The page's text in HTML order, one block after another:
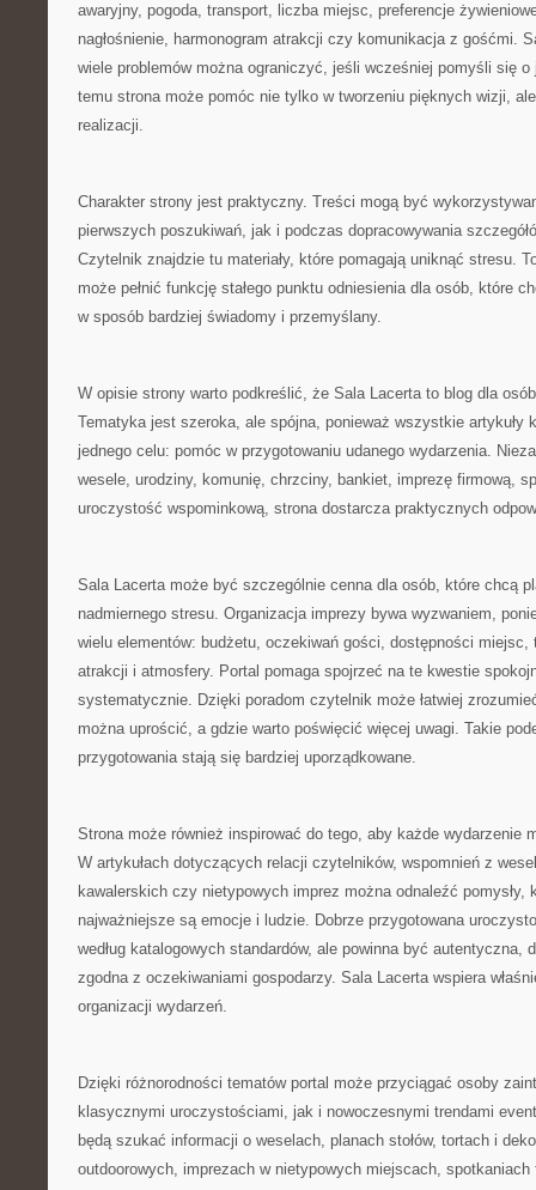
awaryjny, pogoda, transport, liczba miejsc, preferencje
nagłośnienie, harmonogram atrakcji czy komunikacja z gośćmi.
wiele problemów można ograniczyć, jeśli wcześniej pomyśli się
temu strona może pomóc nie tylko w tworzeniu pięknych wizji,
realizacji.
Charakter strony jest praktyczny. Treści mogą być
pierwszych poszukiwań, jak i podczas dopracowywania
Czytelnik znajdzie tu materiały, które pomagają uniknąć stresu.
może pełnić funkcję stałego punktu odniesienia dla osób, które
w sposób bardziej świadomy i przemyślany.
W opisie strony warto podkreślić, że Sala Lacerta to blog dla
Tematyka jest szeroka, ale spójna, ponieważ wszystkie artykuły
jednego celu: pomóc w przygotowaniu udanego wydarzenia.
wesele, urodziny, komunię, chrzciny, bankiet, imprezę firmową,
uroczystość wspominkową, strona dostarcza praktycznych
Sala Lacerta może być szczególnie cenna dla osób, które chcą
nadmiernego stresu. Organizacja imprezy bywa wyzwaniem,
wielu elementów: budżetu, oczekiwań gości, dostępności miejsc,
atrakcji i atmosfery. Portal pomaga spojrzeć na te kwestie
systematycznie. Dzięki poradom czytelnik może łatwiej
można uprościć, a gdzie warto poświęcić więcej uwagi. Takie
przygotowania stają się bardziej uporządkowane.
Strona może również inspirować do tego, aby każde wydarzenie
W artykułach dotyczących relacji czytelników, wspomnień z
kawalerskich czy nietypowych imprez można odnaleźć pomysły,
najważniejsze są emocje i ludzie. Dobrze przygotowana
według katalogowych standardów, ale powinna być autentyczna,
zgodna z oczekiwaniami gospodarzy. Sala Lacerta wspiera
organizacji wydarzeń.
Dzięki różnorodności tematów portal może przyciągać osoby
klasycznymi uroczystościami, jak i nowoczesnymi trendami
będą szukać informacji o weselach, planach stołów, tortach i
outdoorowych, imprezach w nietypowych miejscach,